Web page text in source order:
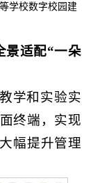
学校数字校园建
景适配“一朵
学和实验实
终端，实现
幅提升管理